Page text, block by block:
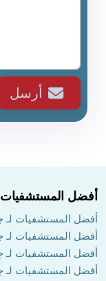
أرسل
أفضل المستشفيات
أفضل المستشفيات لـ
أفضل المستشفيات لـ
أفضل المستشفيات لـ
أفضل المستشفيات لـ